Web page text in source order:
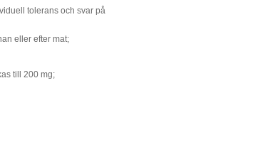
tolerans och svar på
eller efter mat;
till 200 mg;